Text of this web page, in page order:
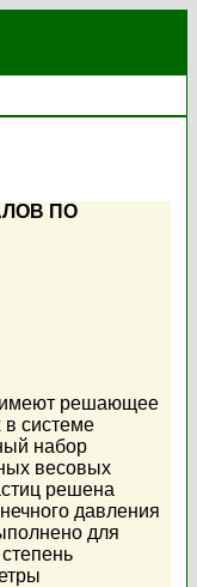
ПО
имеют решающее
системе
набор
весовых
решена
давления
для